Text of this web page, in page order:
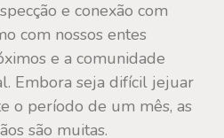
e conexão com
com nossos entes
e a comunidade
Embora seja difícil jejuar
o período de um mês, as
são muitas.